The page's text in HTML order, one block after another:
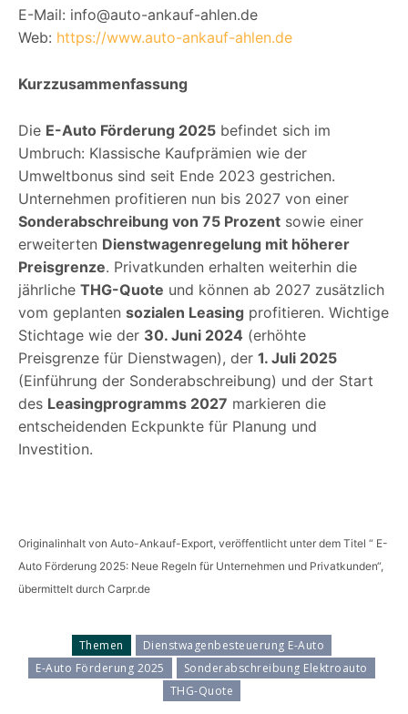
E-Mail: info@auto-ankauf-ahlen.de
Web: https://www.auto-ankauf-ahlen.de
Kurzzusammenfassung
Die E-Auto Förderung 2025 befindet sich im
Umbruch: Klassische Kaufprämien wie der
Umweltbonus sind seit Ende 2023 gestrichen.
Unternehmen profitieren nun bis 2027 von einer
Sonderabschreibung von 75 Prozent sowie einer
erweiterten Dienstwagenregelung mit höherer
Preisgrenze. Privatkunden erhalten weiterhin die
jährliche THG-Quote und können ab 2027 zusätzlich
vom geplanten sozialen Leasing profitieren. Wichtige
Stichtage wie der 30. Juni 2024 (erhöhte
Preisgrenze für Dienstwagen), der 1. Juli 2025
(Einführung der Sonderabschreibung) und der Start
des Leasingprogramms 2027 markieren die
entscheidenden Eckpunkte für Planung und
Investition.
Originalinhalt von Auto-Ankauf-Export, veröffentlicht unter dem Titel “ E-
Auto Förderung 2025: Neue Regeln für Unternehmen und Privatkunden“,
übermittelt durch Carpr.de
Themen
Dienstwagenbesteuerung E-Auto
E-Auto Förderung 2025
Sonderabschreibung Elektroauto
THG-Quote